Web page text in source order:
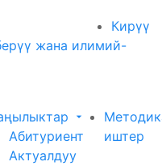
Кирүү
жана илимий-
Абитуриент
Актуалдуу
иштер